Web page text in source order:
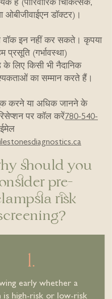
है (पारिवारिक चिकित्सक,
ओबीजीवाईएन डॉक्टर)।
इन नहीं कर सकते। कृपया
प्रसूति (गर्भावस्था)
लिए किसी भी नैदानिक
का सम्मान करते हैं।
करने या अधिक जानने के
पर कॉल करें780-540-
should you
pre-
risk
1.
early whether a
is high-risk or low-risk